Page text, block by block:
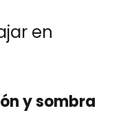
en
y sombra